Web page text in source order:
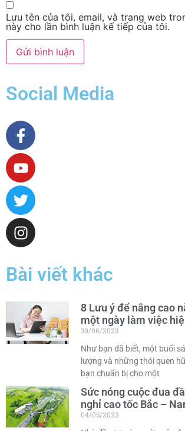
Lưu tên của tôi, email, và trang web
này cho lần bình luận kế tiếp của tôi.
Social Media
Bài viết khác
8 Lưu ý để nâng cao
một ngày làm việc
30/06/2023
Như bạn đã biết, một buổi
lượng và những thói quen
bạn chuẩn bị cho một
Sức nóng cuộc đua
nghỉ cao tốc Bắc –
04/05/2023